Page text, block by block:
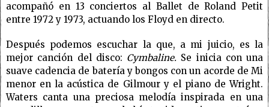
acompañó en 13 conciertos al Ballet de Roland Petit
entre 1972 y 1973, actuando los Floyd en directo.
Después podemos escuchar la que, a mi juicio, es la
mejor canción del disco: Cymbaline. Se inicia con una
suave cadencia de batería y bongos con un acorde de Mi
menor en la acústica de Gilmour y el piano de Wright.
Waters canta una preciosa melodía inspirada en una